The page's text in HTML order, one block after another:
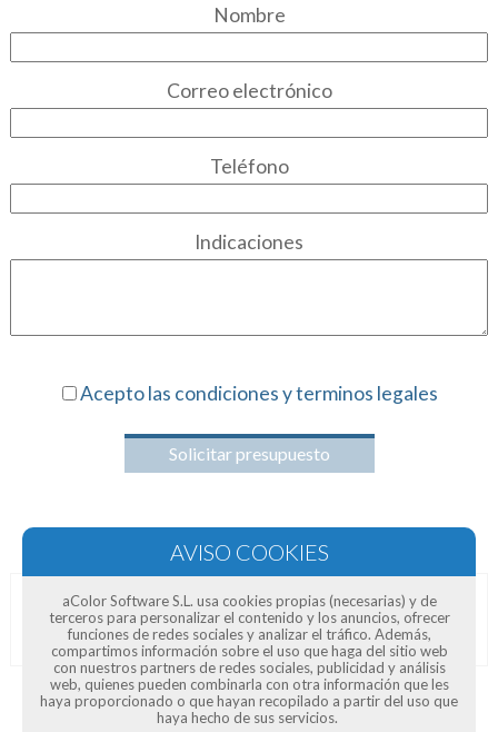
Nombre
Correo electrónico
Teléfono
Indicaciones
Acepto las condiciones y terminos legales
Solicitar presupuesto
Opiniones de clientes
aColor Software S.L. usa cookies propias (necesarias) y de
terceros para personalizar el contenido y los anuncios, ofrecer
funciones de redes sociales y analizar el tráfico. Además,
compartimos información sobre el uso que haga del sitio web
con nuestros partners de redes sociales, publicidad y análisis
web, quienes pueden combinarla con otra información que les
haya proporcionado o que hayan recopilado a partir del uso que
haya hecho de sus servicios.